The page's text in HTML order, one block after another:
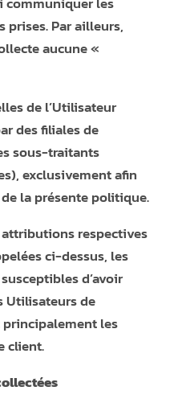
prises. Par ailleurs,
aucune «
de l’Utilisateur
des filiales de
sous-traitants
exclusivement afin
la présente politique.
respectives
ci-dessus, les
d’avoir
Utilisateurs de
les
client.